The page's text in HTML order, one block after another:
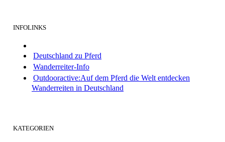
INFOLINKS
Deutschland zu Pferd
Wanderreiter-Info
Outdooractive:Auf dem Pferd die Welt entdecken
Wanderreiten in Deutschland
KATEGORIEN